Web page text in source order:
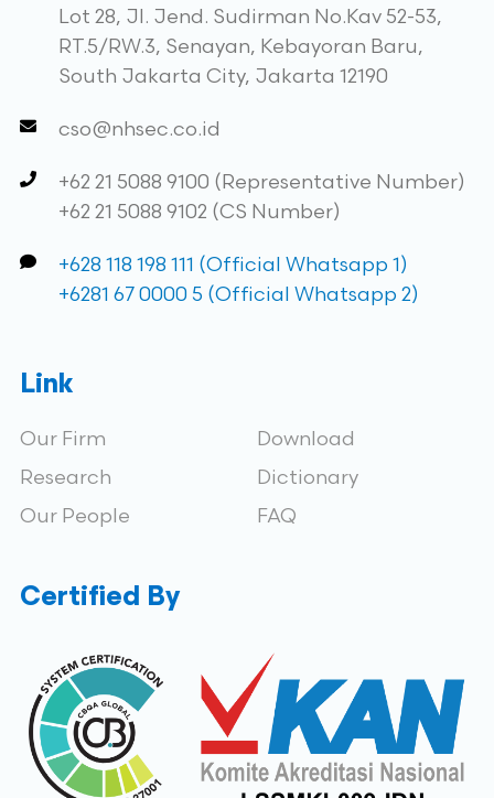
Lot 28, Jl. Jend. Sudirman No.Kav 52-53,
RT.5/RW.3, Senayan, Kebayoran Baru,
South Jakarta City, Jakarta 12190
cso@nhsec.co.id
+62 21 5088 9100 (Representative Number)
+62 21 5088 9102 (CS Number)
+628 118 198 111 (Official Whatsapp 1)
+6281 67 0000 5 (Official Whatsapp 2)
Link
Our Firm
Research
Our People
Download
Dictionary
FAQ
Certified By